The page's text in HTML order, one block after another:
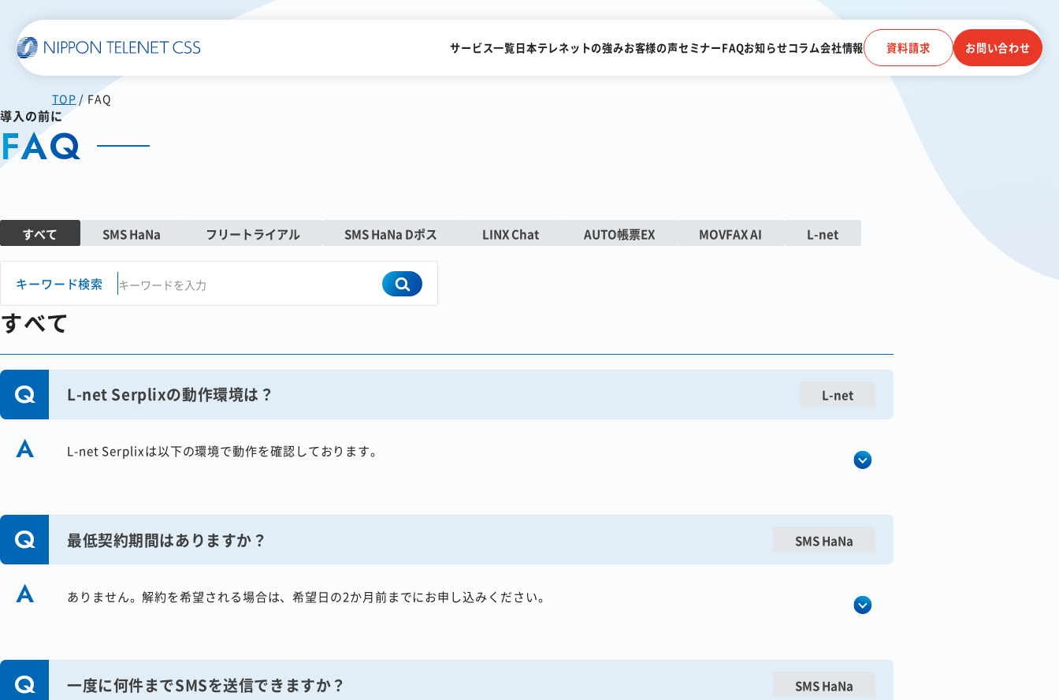
サービス一覧日本テレネットの強みお客様の声セミナーFAQお知らせコラム会社情報 資料請求 お問い合わせ
一覧で詳細を見る
配信まで自動化
識字率99.2%の
AI-OCRサービス
TOP FAQ
導入の前に
FAQ
すべて SMS HaNa フリートライアル SMS HaNa Dポス LINX Chat AUTO帳票EX MOVFAX AI L-net
キーワード検索
すべて
L-net Serplixの動作環境は？ L-net
L-net Serplixは以下の環境で動作を確認しております。
Firefox最新版
※ OSは Microsoftサポート期間内のWindowsをご利用ください
※ 拡張機能/常駐ソフトによって動作環境内でも正常動作しない場合があります
※ Android / iOS は動作環境外です
最低契約期間はありますか？ SMS HaNa
ありません。解約を希望される場合は、希望日の2か月前までにお申し込みください。
一度に何件までSMSを送信できますか？ SMS HaNa